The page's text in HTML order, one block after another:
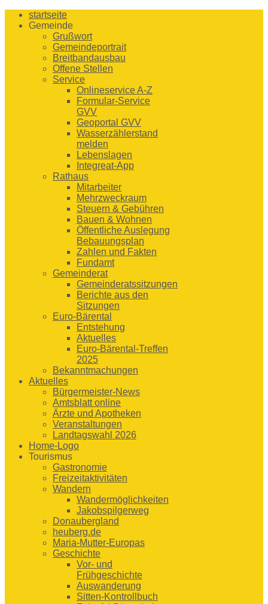
startseite
Gemeinde
Grußwort
Gemeindeportrait
Breitbandausbau
Offene Stellen
Service
Onlineservice A-Z
Formular-Service
GVV
Geoportal GVV
Wasserzählerstand
melden
Lebenslagen
Integreat-App
Rathaus
Mitarbeiter
Mehrzweckraum
Steuern & Gebühren
Bauen & Wohnen
Öffentliche Auslegung
Bebauungsplan
Zahlen und Fakten
Fundamt
Gemeinderat
Gemeinderatssitzungen
Berichte aus den
Sitzungen
Euro-Bärental
Entstehung
Aktuelles
Euro-Bärental-Treffen
2025
Bekanntmachungen
Aktuelles
Bürgermeister-News
Amtsblatt online
Ärzte und Apotheken
Veranstaltungen
Landtagswahl 2026
Home-Logo
Tourismus
Gastronomie
Freizeitaktivitäten
Wandern
Wandermöglichkeiten
Jakobspilgerweg
Donaubergland
heuberg.de
Maria-Mutter-Europas
Geschichte
Vor- und
Frühgeschichte
Auswanderung
Sitten-Kontrollbuch